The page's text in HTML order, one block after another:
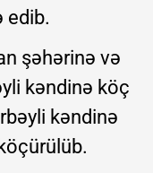
edib.
şəhərinə və
kəndinə köç
kəndinə